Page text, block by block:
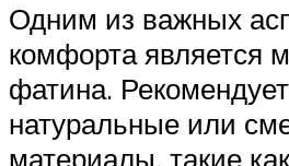
Одним из важных
комфорта является
фатина.
натуральные или
материалы, такие